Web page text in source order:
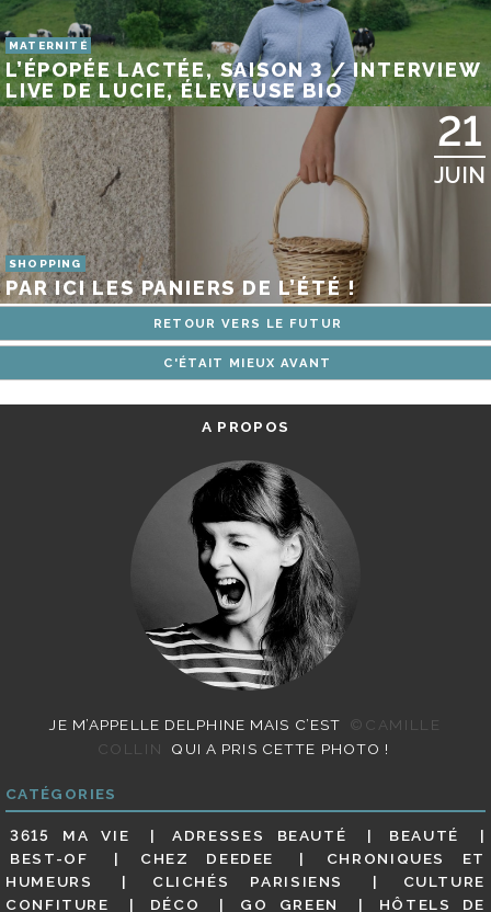
MATERNITÉ
L’ÉPOPÉE LACTÉE, SAISON 3 / INTERVIEW
LIVE DE LUCIE, ÉLEVEUSE BIO
21
JUIN
SHOPPING
PAR ICI LES PANIERS DE L’ÉTÉ !
RETOUR VERS LE FUTUR
C'ÉTAIT MIEUX AVANT
A PROPOS
JE M’APPELLE DELPHINE MAIS C’EST
©CAMILLE
COLLIN
QUI A PRIS CETTE PHOTO !
CATÉGORIES
3615 MA VIE ADRESSES BEAUTÉ
BEAUTÉ
BEST-OF
CHEZ DEEDEE
CHRONIQUES ET
HUMEURS
CLICHÉS PARISIENS
CULTURE
CONFITURE
DÉCO GO GREEN HÔTELS DE